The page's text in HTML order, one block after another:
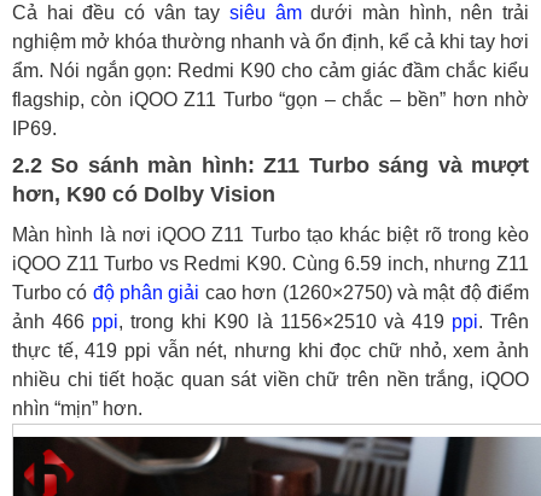
Cả hai đều có vân tay siêu âmdưới màn hình, nên trải
nghiệm mở khóa thường nhanh và ổn định, kể cả khi tay hơi
ẩm. Nói ngắn gọn: Redmi K90 cho cảm giác đầm chắc kiểu
flagship, còn iQOO Z11 Turbo “gọn – chắc – bền” hơn nhờ
IP69.
2.2 So sánh màn hình: Z11 Turbo sáng và mượt
hơn, K90 có Dolby Vision
Màn hình là nơi iQOO Z11 Turbo tạo khác biệt rõ trong kèo
iQOO Z11 Turbo vs Redmi K90. Cùng 6.59 inch, nhưng Z11
Turbo có độ phân giải cao hơn (1260×2750) và mật độ điểm
ảnh 466 ppi, trong khi K90 là 1156×2510 và 419 ppi. Trên
thực tế, 419 ppi vẫn nét, nhưng khi đọc chữ nhỏ, xem ảnh
nhiều chi tiết hoặc quan sát viền chữ trên nền trắng, iQOO
nhìn “mịn” hơn.